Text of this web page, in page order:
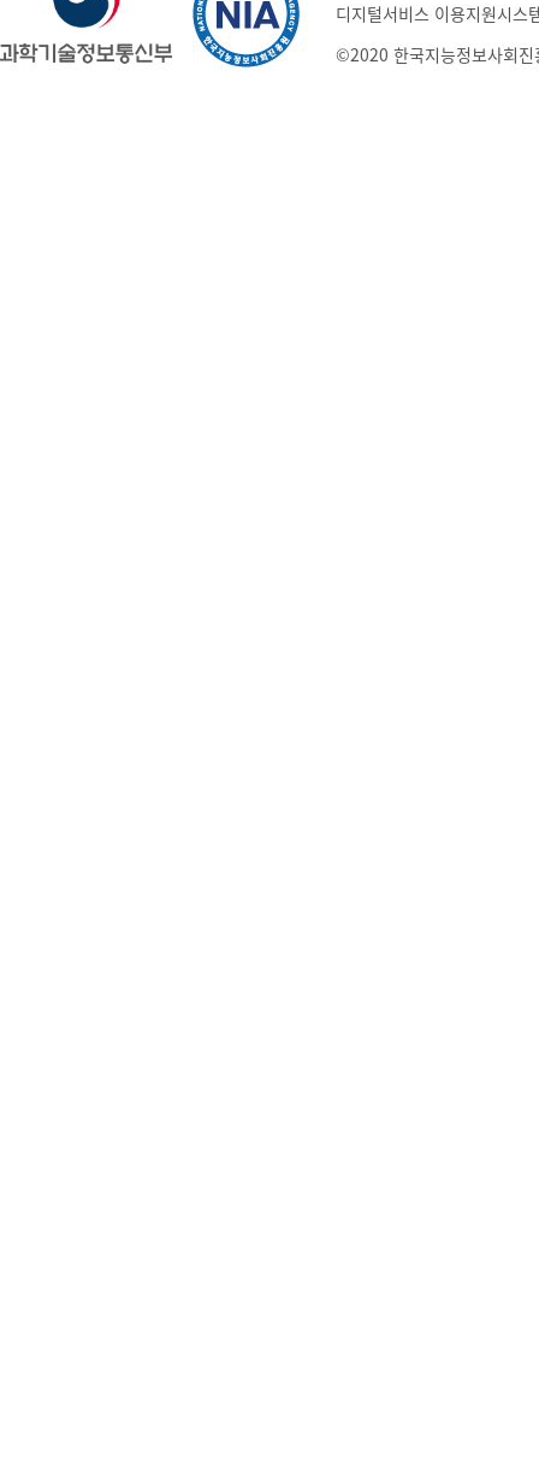
디지털서비스 이용지원시스
©2020 한국지능정보사회진